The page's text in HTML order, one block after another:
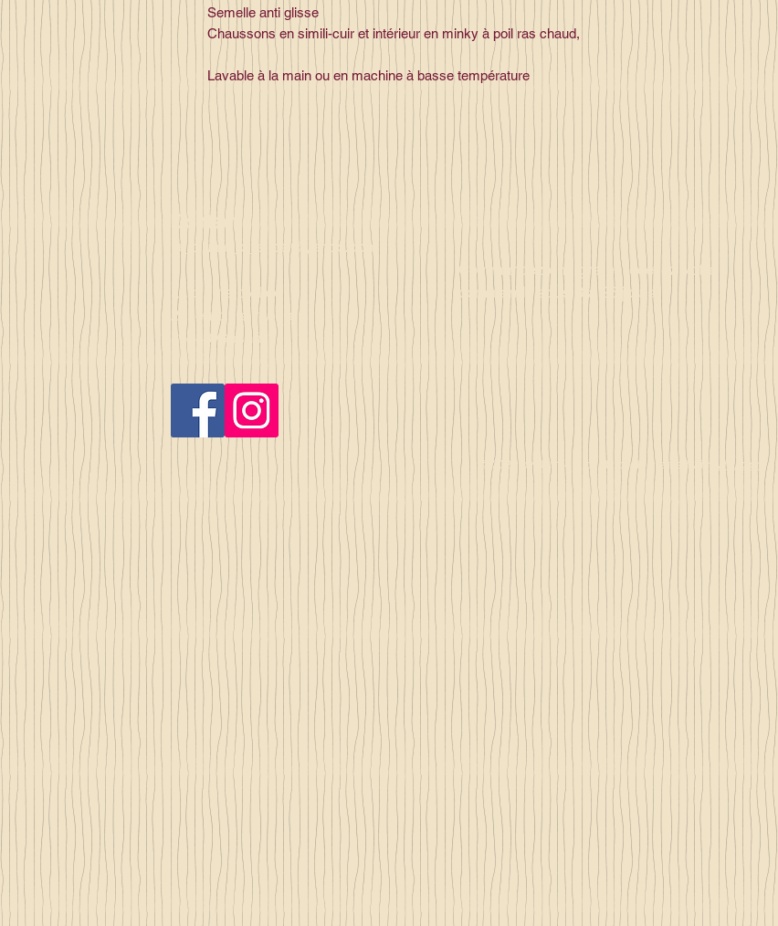
Semelle anti glisse
Chaussons en simili-cuir et intérieur en minky à poil ras chaud,
Lavable à la main ou en machine à basse température
Contact
la_plume_d_alice@yahoo.com
La plume d'Alice
2, lieu dit la rivière
35140 Gosné
Commandez en ligne et recevez votre
commande sous 3 à 25 jours
© 2023 by Just 4 Kids. Proudly created with Wix.com